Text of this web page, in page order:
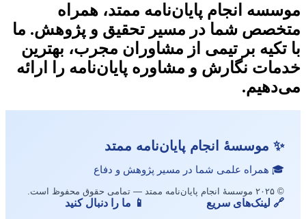
موسسه انجام پایان‌نامه ممتد، همراه
متخصص شما در مسیر تحقیق و پژوهش. ما
با تکیه بر تیمی از مشاوران مجرب، بهترین
خدمات نگارش و مشاوره پایان‌نامه را ارائه
می‌دهیم.
✨ موسسهٔ انجام پایان‌نامه ممتد
🎓 همراه علمی شما در مسیر پژوهش و دفاع
© ۲۰۲۵ موسسهٔ انجام پایان‌نامه ممتد — تمامی حقوق محفوظ است.
🔗 لینک‌های سریع 📱 ما را دنبال کنید